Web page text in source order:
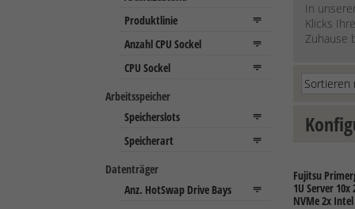
Arbeitsspeicher
Datenträger
In
Klicks
Zuhause
Fujitsu
1U Server 10x
NVMe 2x Intel